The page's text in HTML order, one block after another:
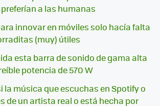
a las humanas
innovar en móviles solo hacía falta
(muy) útiles
esta barra de sonido de gama alta
potencia de 570 W
la música que escuchas en Spotify o
de un artista real o está hecha por